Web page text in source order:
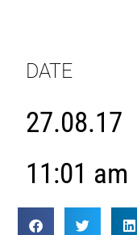
DATE
27.08.17
11:01 am